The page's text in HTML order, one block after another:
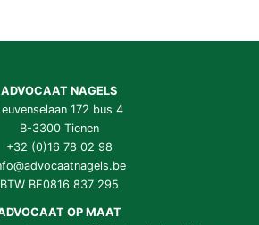
ADVOCAAT NAGELS
172 bus 4
B-3300 Tienen
+32 (0)16 78 02 98
BTW BE0816 837 295
OP MAAT